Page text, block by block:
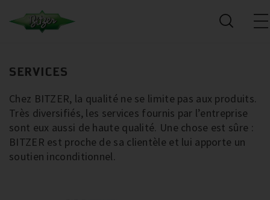
SERVICES
Chez BITZER, la qualité ne se limite pas aux produits.
Très diversifiés, les services fournis par l’entreprise
sont eux aussi de haute qualité. Une chose est sûre :
BITZER est proche de sa clientèle et lui apporte un
soutien inconditionnel.